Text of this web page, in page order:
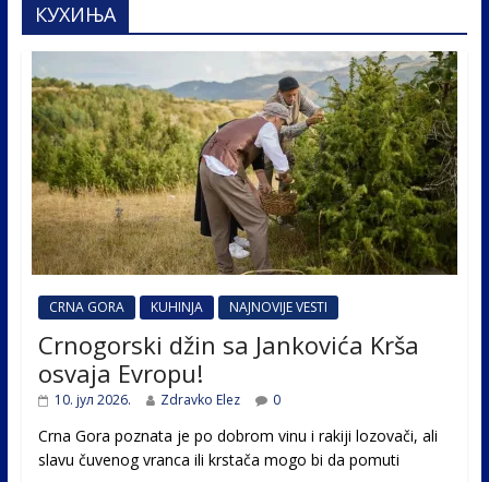
КУХИЊА
CRNA GORA KUHINJA NAJNOVIJE VESTI
Crnogorski džin sa Jankovića Krša
osvaja Evropu!
10. јул 2026. Zdravko Elez 0
Crna Gora poznata je po dobrom vinu i rakiji lozovači, ali
slavu čuvenog vranca ili krstača mogo bi da pomuti